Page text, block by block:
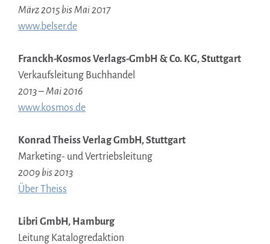
März 2015 bis Mai 2017
www.belser.de
Franckh-Kosmos Verlags-GmbH & Co. KG, Stuttgart
Verkaufsleitung Buchhandel
2013 – Mai 2016
www.kosmos.de
Konrad Theiss Verlag GmbH, Stuttgart
Marketing- und Vertriebsleitung
2009 bis 2013
Über Theiss
Libri GmbH, Hamburg
Leitung Katalogredaktion